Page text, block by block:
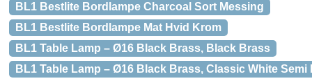
BL1 Bestlite Bordlampe Charcoal Sort Messing
BL1 Bestlite Bordlampe Mat Hvid Krom
BL1 Table Lamp – Ø16 Black Brass, Black Brass
BL1 Table Lamp – Ø16 Black Brass, Classic White Semi